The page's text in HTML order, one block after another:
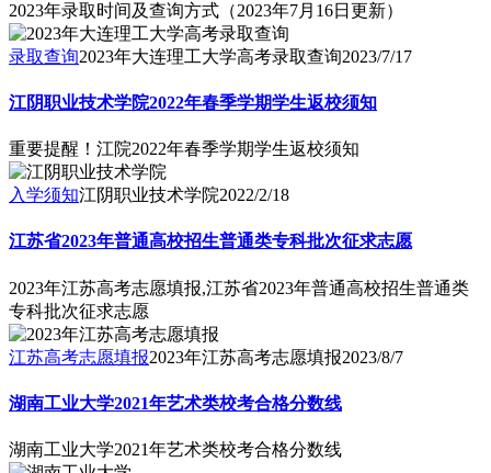
2023年录取时间及查询方式（2023年7月16日更新）
录取查询2023年大连理工大学高考录取查询2023/7/17
江阴职业技术学院2022年春季学期学生返校须知
重要提醒！江院2022年春季学期学生返校须知
入学须知江阴职业技术学院2022/2/18
江苏省2023年普通高校招生普通类专科批次征求志愿
2023年江苏高考志愿填报,江苏省2023年普通高校招生普通类
专科批次征求志愿
江苏高考志愿填报2023年江苏高考志愿填报2023/8/7
湖南工业大学2021年艺术类校考合格分数线
湖南工业大学2021年艺术类校考合格分数线